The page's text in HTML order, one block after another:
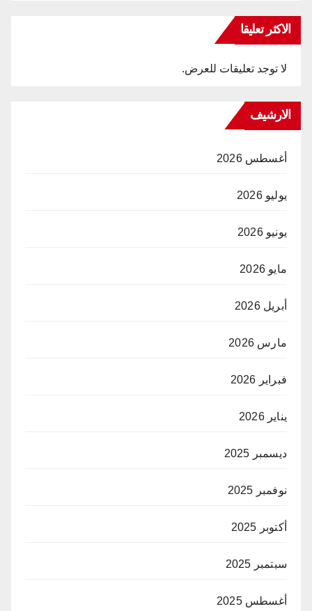
الاكثر تعليقا
لا توجد تعليقات للعرض.
الارشيف
أغسطس 2026
يوليو 2026
يونيو 2026
مايو 2026
أبريل 2026
مارس 2026
فبراير 2026
يناير 2026
ديسمبر 2025
نوفمبر 2025
أكتوبر 2025
سبتمبر 2025
أغسطس 2025